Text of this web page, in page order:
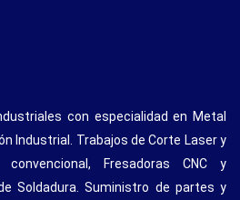
con especialidad en Metal
Industrial. Trabajos de Corte Laser y
Fresadoras CNC y
Soldadura. Suministro de partes y